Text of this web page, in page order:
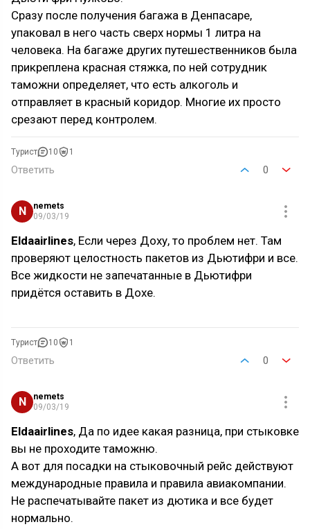
Сразу после получения багажа в Денпасаре,
упаковал в него часть сверх нормы 1 литра на
человека. На багаже других путешественников была
прикреплена красная стяжка, по ней сотрудник
таможни определяет, что есть алкоголь и
отправляет в красный коридор. Многие их просто
срезают перед контролем.
Турист 10 1
Ответить 0
N
nemets
09/03/19
Eldaairlines, Если через Доху, то проблем нет. Там
проверяют целостность пакетов из Дьютифри и все.
Все жидкости не запечатанные в Дьютифри
придётся оставить в Дохе.
Турист 10 1
Ответить 0
N
nemets
09/03/19
Eldaairlines, Да по идее какая разница, при стыковке
вы не проходите таможню.
А вот для посадки на стыковочный рейс действуют
международные правила и правила авиакомпании.
Не распечатывайте пакет из дютика и все будет
нормально.